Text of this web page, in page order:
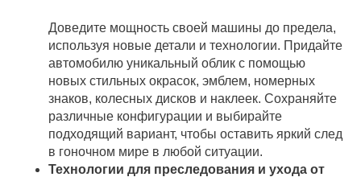
Доведите мощность своей машины до предела,
используя новые детали и технологии. Придайте
автомобилю уникальный облик с помощью
новых стильных окрасок, эмблем, номерных
знаков, колесных дисков и наклеек. Сохраняйте
различные конфигурации и выбирайте
подходящий вариант, чтобы оставить яркий след
в гоночном мире в любой ситуации.
Технологии для преследования и ухода от